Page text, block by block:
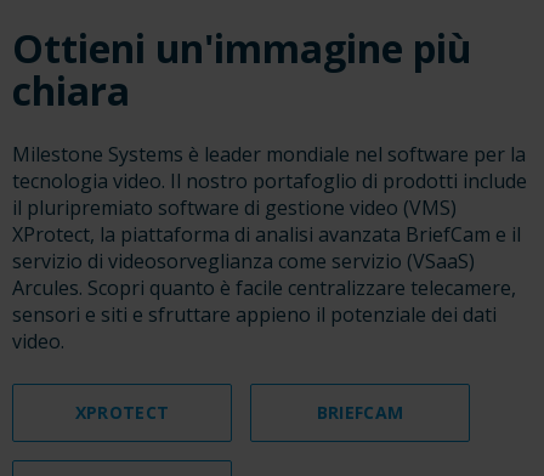
Ottieni un'immagine più
chiara
Milestone Systems è leader mondiale nel software per la
tecnologia video. Il nostro portafoglio di prodotti include
il pluripremiato software di gestione video (VMS)
XProtect, la piattaforma di analisi avanzata BriefCam e il
servizio di videosorveglianza come servizio (VSaaS)
Arcules. Scopri quanto è facile centralizzare telecamere,
sensori e siti e sfruttare appieno il potenziale dei dati
video.
XPROTECT BRIEFCAM